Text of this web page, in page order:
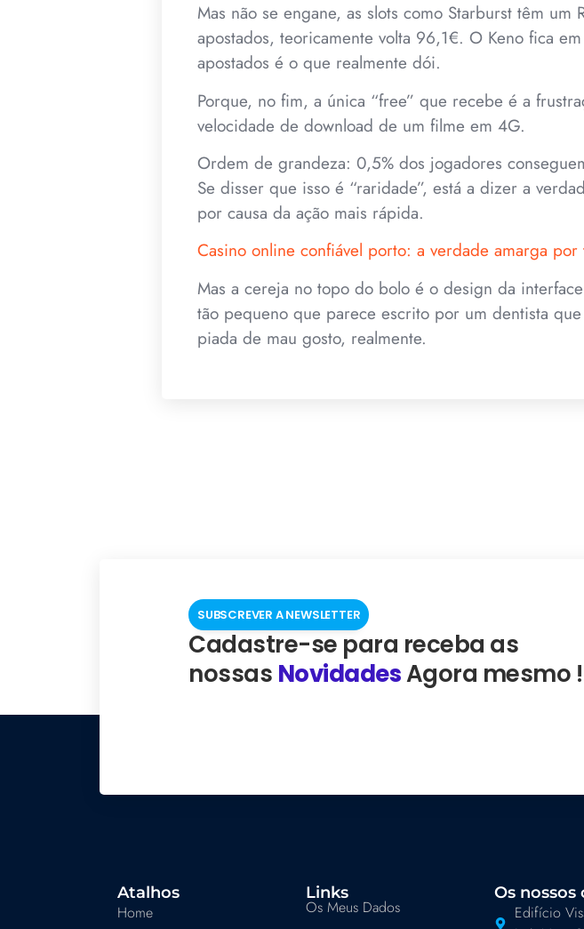
Mas não se engane, as slots como Starburst têm
apostados, teoricamente volta 96,1€. O Keno fica
apostados é o que realmente dói.
Porque, no fim, a única “free” que recebe é a
velocidade de download de um filme em 4G.
Ordem de grandeza: 0,5% dos jogadores
Se disser que isso é “raridade”, está a dizer a
por causa da ação mais rápida.
Casino online confiável porto: a verdade amarga
Mas a cereja no topo do bolo é o design da
tão pequeno que parece escrito por um dentista
piada de mau gosto, realmente.
SUBSCREVER A NEWSLETTER
Cadastre-se para receba as
nossas NovidadesAgora mesmo !
Atalhos
Home
Links
Os Meus Dados
Os
Edifício